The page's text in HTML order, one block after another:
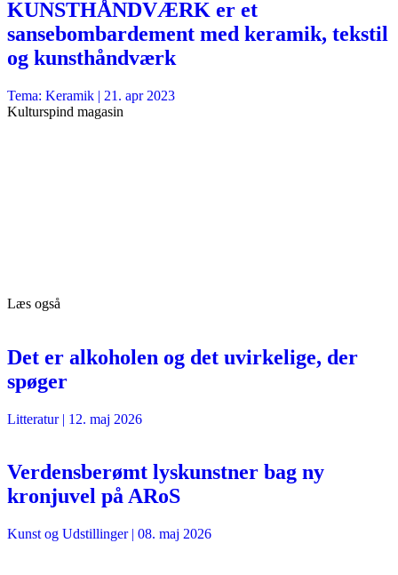
KUNSTHÅNDVÆRK er et
sansebombardement med keramik, tekstil
og kunsthåndværk
Tema: Keramik | 21. apr 2023
Kulturspind magasin
Læs også
Det er alkoholen og det uvirkelige, der
spøger
Litteratur| 12. maj 2026
Verdensberømt lyskunstner bag ny
kronjuvel på ARoS
Kunst og Udstillinger| 08. maj 2026